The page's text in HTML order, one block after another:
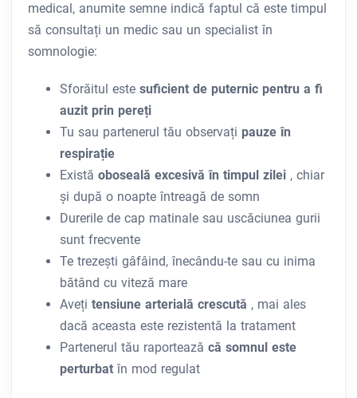
medical, anumite semne indică faptul că este timpul
să consultați un medic sau un specialist în
somnologie:
Sforăitul este suficient de puternic pentru a fi
auzit prin pereți
Tu sau partenerul tău observați pauze în
respirație
Există oboseală excesivă în timpul zilei , chiar
și după o noapte întreagă de somn
Durerile de cap matinale sau uscăciunea gurii
sunt frecvente
Te trezești gâfâind, înecându-te sau cu inima
bătând cu viteză mare
Aveți tensiune arterială crescută , mai ales
dacă aceasta este rezistentă la tratament
Partenerul tău raportează că somnul este
perturbat în mod regulat